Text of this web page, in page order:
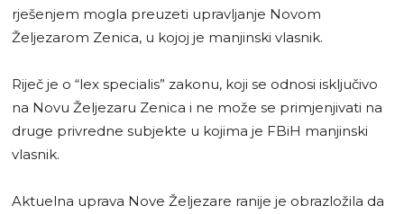
rješenjem mogla preuzeti upravljanje Novom
Željezarom Zenica, u kojoj je manjinski vlasnik.
Riječ je o “lex specialis” zakonu, koji se odnosi isključivo
na Novu Željezaru Zenica i ne može se primjenjivati na
druge privredne subjekte u kojima je FBiH manjinski
vlasnik.
Aktuelna uprava Nove Željezare ranije je obrazložila da